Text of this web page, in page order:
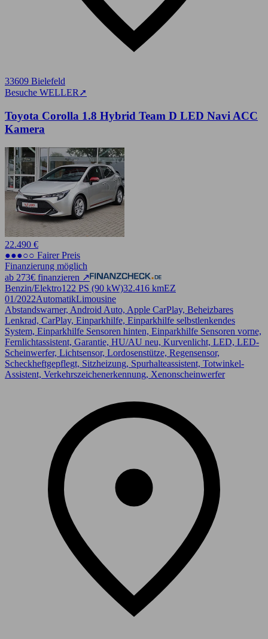
33609 Bielefeld
Besuche WELLER ➚
Toyota Corolla 1.8 Hybrid Team D LED Navi ACC
Kamera
22.490 €
●●●○○ Fairer Preis
Finanzierung möglich
ab 273€ finanzieren ↗
Benzin/Elektro122 PS (90 kW)32.416 kmEZ
01/2022AutomatikLimousine
Abstandswarner, Android Auto, Apple CarPlay, Beheizbares
Lenkrad, CarPlay, Einparkhilfe, Einparkhilfe selbstlenkendes
System, Einparkhilfe Sensoren hinten, Einparkhilfe Sensoren vorne,
Fernlichtassistent, Garantie, HU/AU neu, Kurvenlicht, LED, LED-
Scheinwerfer, Lichtsensor, Lordosenstütze, Regensensor,
Scheckheftgepflegt, Sitzheizung, Spurhalteassistent, Totwinkel-
Assistent, Verkehrszeichenerkennung, Xenonscheinwerfer